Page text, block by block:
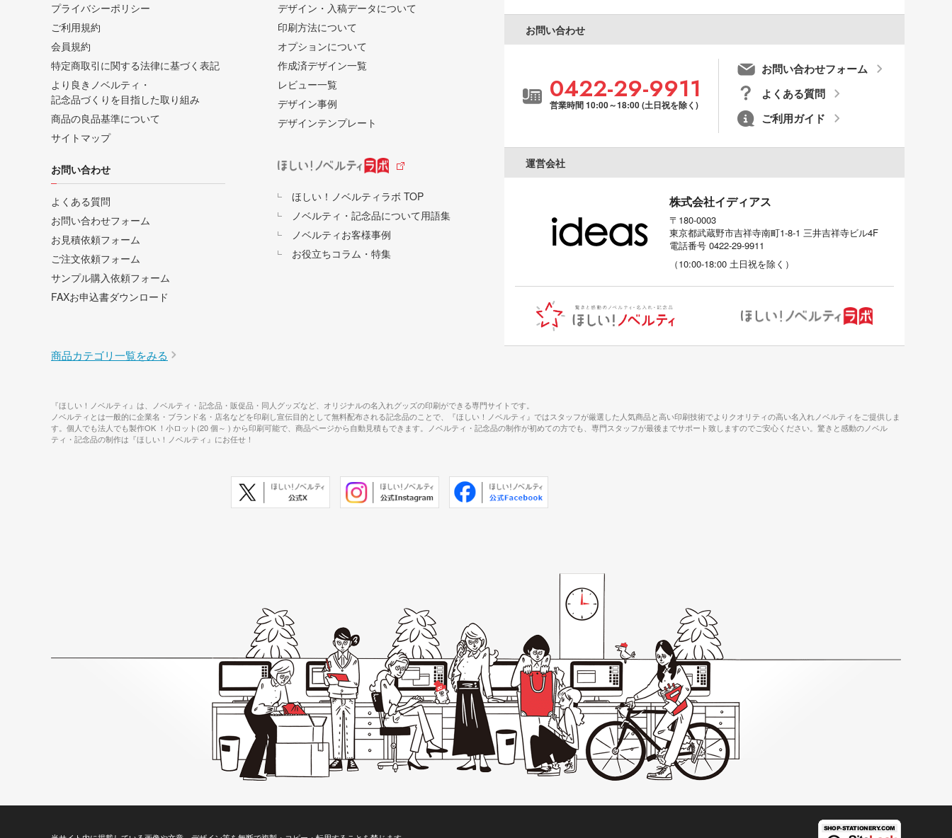
プライバシーポリシー
ご利用規約
会員規約
特定商取引に関する法律に基づく表記
より良きノベルティ・
記念品づくりを目指した取り組み
商品の良品基準について
サイトマップ
デザイン・入稿データについて
印刷方法について
オプションについて
作成済デザイン一覧
レビュー一覧
デザイン事例
デザインテンプレート
お問い合わせ
よくある質問
お問い合わせフォーム
お見積依頼フォーム
ご注文依頼フォーム
サンプル購入依頼フォーム
FAXお申込書ダウンロード
ほしい！ノベルティラボ TOP
ノベルティ・記念品について用語集
ノベルティお客様事例
お役立ちコラム・特集
お問い合わせ
0422-29-9911
営業時間 10:00～18:00 (土日祝を除く)
お問い合わせフォーム
よくある質問
ご利用ガイド
運営会社
株式会社イディアス
〒180-0003
東京都武蔵野市吉祥寺南町1-8-1 三井吉祥寺ビル4F
電話番号 0422-29-9911
（10:00-18:00 土日祝を除く）
商品カテゴリ一覧をみる
『ほしい！ノベルティ』は、ノベルティ・記念品・販促品・同人グッズなど、オリジナルの名入れグッズの印刷ができる専門サイトです。
ノベルティとは一般的に企業名・ブランド名・店名などを印刷し宣伝目的として無料配布される記念品のことで、『ほしい！ノベルティ』ではスタッフが厳選した人気商品と高い印刷技術でよりクオリティの高い名入れノベルティをご提供しま
す。個人でも法人でも製作OK ！小ロット(20 個～ ) から印刷可能で、商品ページから自動見積もできます。ノベルティ・記念品の制作が初めての方でも、専門スタッフが最後までサポート致しますのでご安心ください。驚きと感動のノベル
ティ・記念品の制作は『ほしい！ノベルティ』にお任せ！